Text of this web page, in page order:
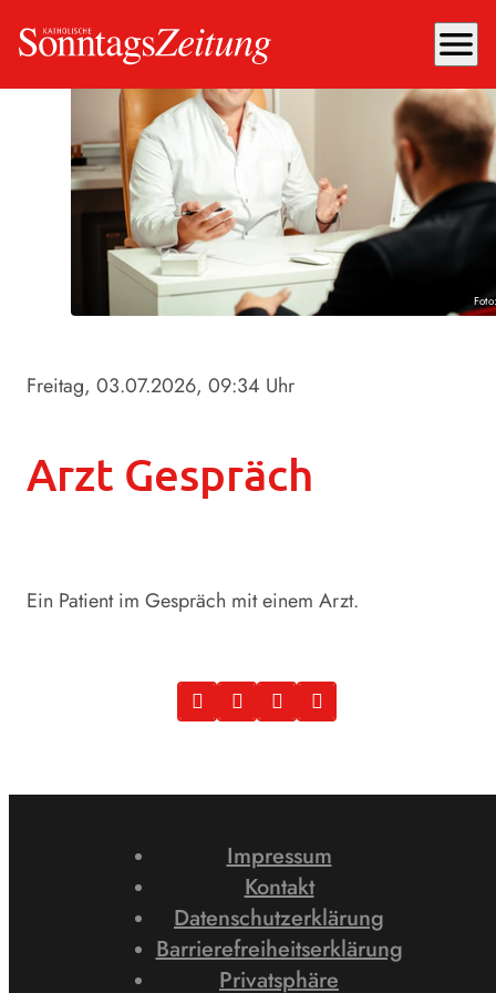
menu
Freitag, 03.07.2026, 09:34 Uhr
Arzt Gespräch
Ein Patient im Gespräch mit einem Arzt.
Impressum
Kontakt
Datenschutzerklärung
Barrierefreiheitserklärung
Privatsphäre